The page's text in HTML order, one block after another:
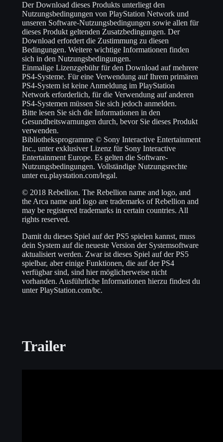
Der Download dieses Produkts unterliegt den
Nutzungsbedingungen von PlayStation Network und
unseren Software-Nutzungsbedingungen sowie allen für
dieses Produkt geltenden Zusatzbedingungen. Der
Download erfordert die Zustimmung zu diesen
Bedingungen. Weitere wichtige Informationen finden
sich in den Nutzungsbedingungen.
Einmalige Lizenzgebühr für den Download auf mehrere
PS4-Systeme. Für eine Verwendung auf Ihrem primären
PS4-System ist keine Anmeldung im PlayStation
Network erforderlich, für die Verwendung auf anderen
PS4-Systemen müssen Sie sich jedoch anmelden.
Bitte lesen Sie sich die Informationen in den
Gesundheitswarnungen durch, bevor Sie dieses Produkt
verwenden.
Bibliotheksprogramme © Sony Interactive Entertainment
Inc., unter exklusiver Lizenz für Sony Interactive
Entertainment Europe. Es gelten die Software-
Nutzungsbedingungen. Vollständige Nutzungsrechte
unter eu.playstation.com/legal.
© 2018 Rebellion. The Rebellion name and logo, and
the Arca name and logo are trademarks of Rebellion and
may be registered trademarks in certain countries. All
rights reserved.
Damit du dieses Spiel auf der PS5 spielen kannst, muss
dein System auf die neueste Version der Systemsoftware
aktualisiert werden. Zwar ist dieses Spiel auf der PS5
spielbar, aber einige Funktionen, die auf der PS4
verfügbar sind, sind hier möglicherweise nicht
vorhanden. Ausführliche Informationen hierzu findest du
unter PlayStation.com/bc.
Trailer